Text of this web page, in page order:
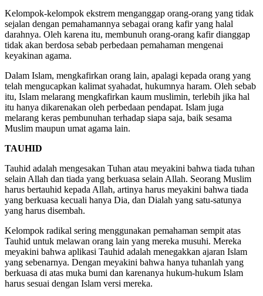
Kelompok-kelompok ekstrem menganggap orang-orang yang tidak
sejalan dengan pemahamannya sebagai orang kafir yang halal
darahnya. Oleh karena itu, membunuh orang-orang kafir dianggap
tidak akan berdosa sebab perbedaan pemahaman mengenai
keyakinan agama.
Dalam Islam, mengkafirkan orang lain, apalagi kepada orang yang
telah mengucapkan kalimat syahadat, hukumnya haram. Oleh sebab
itu, Islam melarang mengkafirkan kaum muslimin, terlebih jika hal
itu hanya dikarenakan oleh perbedaan pendapat. Islam juga
melarang keras pembunuhan terhadap siapa saja, baik sesama
Muslim maupun umat agama lain.
TAUHID
Tauhid adalah mengesakan Tuhan atau meyakini bahwa tiada tuhan
selain Allah dan tiada yang berkuasa selain Allah. Seorang Muslim
harus bertauhid kepada Allah, artinya harus meyakini bahwa tiada
yang berkuasa kecuali hanya Dia, dan Dialah yang satu-satunya
yang harus disembah.
Kelompok radikal sering menggunakan pemahaman sempit atas
Tauhid untuk melawan orang lain yang mereka musuhi. Mereka
meyakini bahwa aplikasi Tauhid adalah menegakkan ajaran Islam
yang sebenarnya. Dengan meyakini bahwa hanya tuhanlah yang
berkuasa di atas muka bumi dan karenanya hukum-hukum Islam
harus sesuai dengan Islam versi mereka.